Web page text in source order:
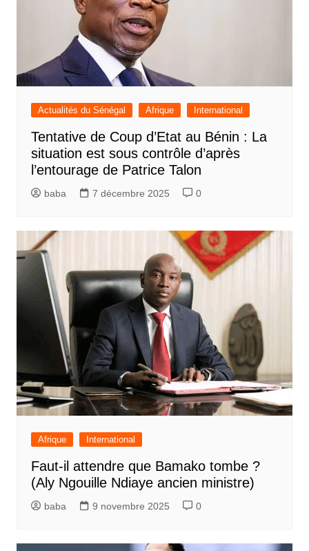
Actualités du Sénégal Afrique International
Tentative de Coup d’Etat au Bénin : La
situation est sous contrôle d’après
l’entourage de Patrice Talon
baba 7 décembre 2025 0
Afrique International
Faut-il attendre que Bamako tombe ?
(Aly Ngouille Ndiaye ancien ministre)
baba 9 novembre 2025 0